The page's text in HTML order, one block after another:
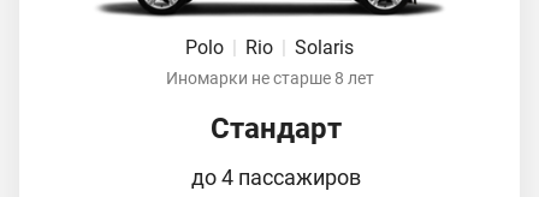
Polo | Rio | Solaris
Иномарки не старше 8 лет
Стандарт
до 4 пассажиров